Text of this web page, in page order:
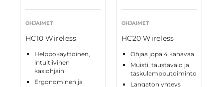
OHJAIMET
HC10 Wireless
Helppokäyttöinen,
intuitiivinen
käsiohjain
Ergonominen ja
OHJAIMET
HC20 Wireless
Ohjaa jopa 4 kanavaa
Muisti, taustavalo ja
taskulampputoiminto
Langaton yhteys